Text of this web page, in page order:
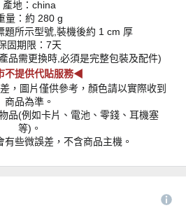
產地：china
量：約 280 g
題所示型號,裝機後約 1 cm 厚
固期限：7天
品需更換時,必須是完整包裝及配件)
不提供代貼服務◀
，圖片僅供參考，顏色請以實際收到
商品為準。
品(例如卡片、電池、零錢、耳機塞
等)。
有些微誤差，不含商品主機。